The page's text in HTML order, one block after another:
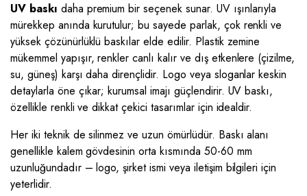
UV baskı daha premium bir seçenek sunar. UV ışınlarıyla
mürekkep anında kurutulur; bu sayede parlak, çok renkli ve
yüksek çözünürlüklü baskılar elde edilir. Plastik zemine
mükemmel yapışır, renkler canlı kalır ve dış etkenlere (çizilme,
su, güneş) karşı daha dirençlidir. Logo veya sloganlar keskin
detaylarla öne çıkar; kurumsal imajı güçlendirir. UV baskı,
özellikle renkli ve dikkat çekici tasarımlar için idealdir.
Her iki teknik de silinmez ve uzun ömürlüdür. Baskı alanı
genellikle kalem gövdesinin orta kısmında 50-60 mm
uzunluğundadır – logo, şirket ismi veya iletişim bilgileri için
yeterlidir.